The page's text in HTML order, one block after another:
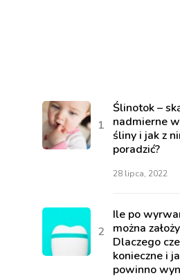
Ślinotok –
nadmierne
śliny i jak z
poradzić?
28 lipca, 2022
Ile po
można
Dlaczego
konieczne i
powinno